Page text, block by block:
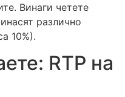
Винаги четете
различно
10%).
RTP на